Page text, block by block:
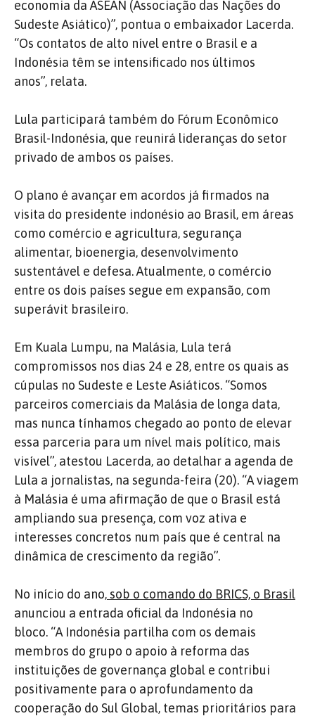
economia da ASEAN (Associação das Nações do
Sudeste Asiático)”, pontua o embaixador Lacerda.
“Os contatos de alto nível entre o Brasil e a
Indonésia têm se intensificado nos últimos
anos”, relata.
Lula participará também do Fórum Econômico
Brasil-Indonésia, que reunirá lideranças do setor
privado de ambos os países.
O plano é avançar em acordos já firmados na
visita do presidente indonésio ao Brasil, em áreas
como comércio e agricultura, segurança
alimentar, bioenergia, desenvolvimento
sustentável e defesa. Atualmente, o comércio
entre os dois países segue em expansão, com
superávit brasileiro.
Em Kuala Lumpu, na Malásia, Lula terá
compromissos nos dias 24 e 28, entre os quais as
cúpulas no Sudeste e Leste Asiáticos. “Somos
parceiros comerciais da Malásia de longa data,
mas nunca tínhamos chegado ao ponto de elevar
essa parceria para um nível mais político, mais
visível”, atestou Lacerda, ao detalhar a agenda de
Lula a jornalistas, na segunda-feira (20). “A viagem
à Malásia é uma afirmação de que o Brasil está
ampliando sua presença, com voz ativa e
interesses concretos num país que é central na
dinâmica de crescimento da região”.
No início do ano, sob o comando do BRICS, o Brasil
anunciou a entrada oficial da Indonésia no
bloco. “A Indonésia partilha com os demais
membros do grupo o apoio à reforma das
instituições de governança global e contribui
positivamente para o aprofundamento da
cooperação do Sul Global, temas prioritários para